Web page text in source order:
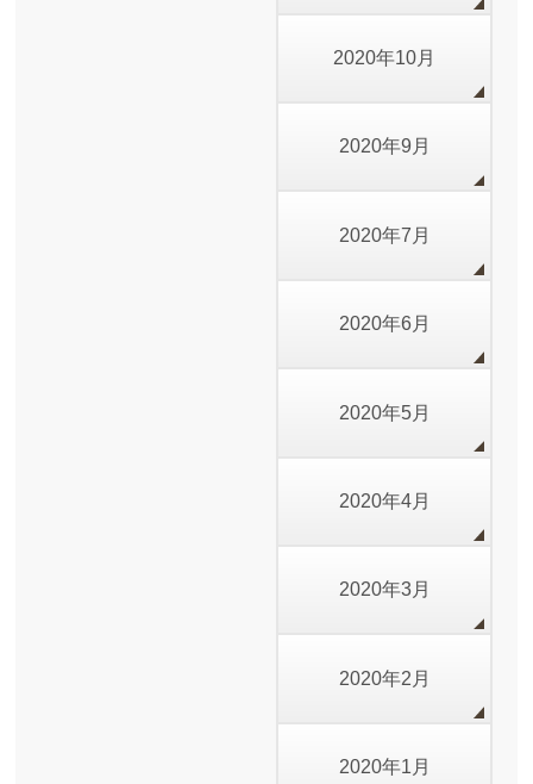
2020年10月
2020年9月
2020年7月
2020年6月
2020年5月
2020年4月
2020年3月
2020年2月
2020年1月